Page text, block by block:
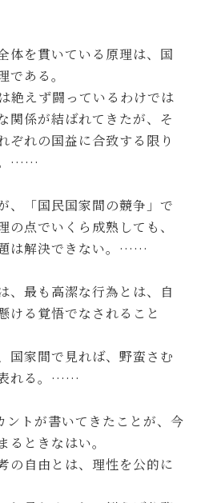
体を貫いている原理は、国
である。
絶えず闘っているわけでは
関係が結ばれてきたが、そ
ぞれの国益に合致する限り
。……
、「国民国家間の競争」で
の点でいくら成熟しても、
は解決できない。……
、最も高潔な行為とは、自
ける覚悟でなされること
国家間で見れば、野蛮さむ
れる。……
ントが書いてきたことが、今
るときなはい。
の自由とは、理性を公的に